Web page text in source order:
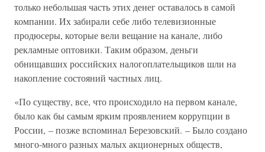
только небольшая часть этих денег оставалось в самой
компании. Их забирали себе либо телевизионные
продюсеры, которые вели вещание на канале, либо
рекламные оптовики. Таким образом, деньги
обнищавших российских налогоплательщиков шли на
накопление состояний частных лиц.
«По существу, все, что происходило на первом канале,
было как бы самым ярким проявлением коррупции в
России, – позже вспоминал Березовский. – Было создано
много-много разных малых акционерных обществ,